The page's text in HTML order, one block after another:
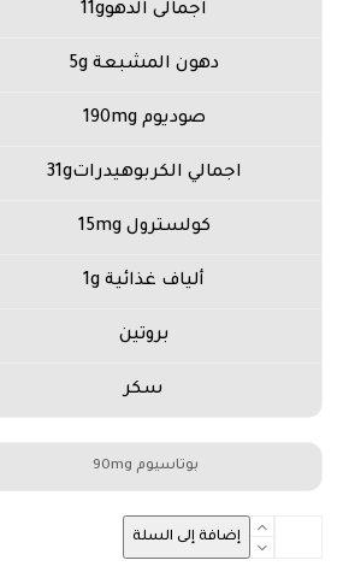
اجمالى الدهو11g
دهون المشبعة 5g
صوديوم 190mg
اجمالي الكربوهيدرات31g
كولسترول 15mg
ألياف غذائية 1g
بروتين
سكر
بوتاسيوم 90mg
إضافة إلى السلة